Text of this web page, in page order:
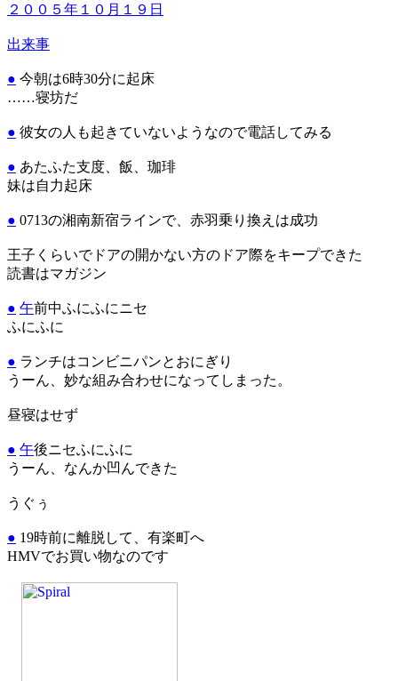
２００５年１０月１９日
出来事
● 今朝は6時30分に起床
……寝坊だ
● 彼女の人も起きていないようなので電話してみる
● あたふた支度、飯、珈琲
妹は自力起床
● 0713の湘南新宿ラインで、赤羽乗り換えは成功
王子くらいでドアの開かない方のドア際をキープできた
読書はマガジン
● 午前中ふにふにニセ
ふにふに
● ランチはコンビニパンとおにぎり
うーん、妙な組み合わせになってしまった。
昼寝はせず
● 午後ニセふにふに
うーん、なんか凹んできた
うぐぅ
● 19時前に離脱して、有楽町へ
HMVでお買い物なのです